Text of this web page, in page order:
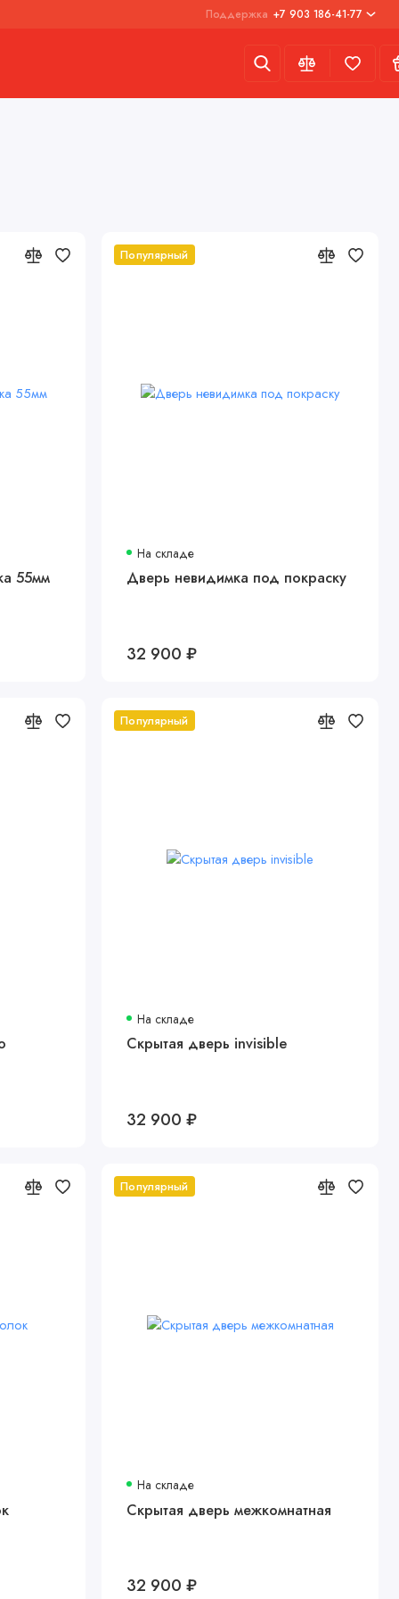
Поддержка +7 903 186-41-77
55мм
Популярный
На складе
Дверь невидимка под покраску
32 900 ₽
Популярный
На складе
Скрытая дверь invisible
32 900 ₽
Популярный
На складе
Скрытая дверь межкомнатная
32 900 ₽